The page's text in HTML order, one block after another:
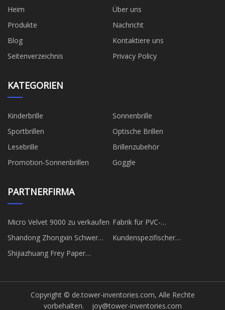
Heim
Über uns
Produkte
Nachricht
Blog
Kontaktiere uns
Seitenverzeichnis
Privacy Policy
KATEGORIEN
Kinderbrille
Sonnenbrille
Sportbrillen
Optische Brillen
Lesebrille
Brillenzubehör
Promotion-Sonnenbrillen
Goggle
PARTNERFIRMA
Micro Velvet 9000 zu verkaufen Fabrik für PVC-
Fensterbohrmaschinen
Shandong Zhongxin Schwer
Branchen Co., Ltd
Kundenspezifischer
Shijiazhuang Frey Paper
Copyright © de.tower-inventories.com, Alle Rechte
vorbehalten. joy@tower-inventories.com